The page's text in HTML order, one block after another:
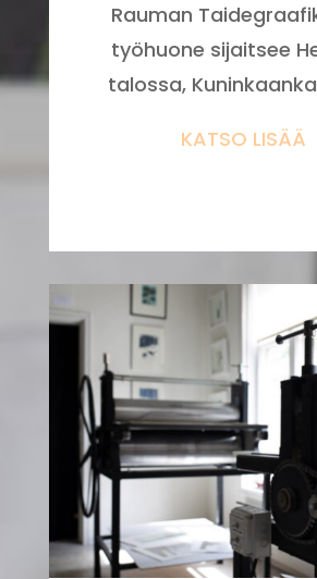
Rauman Taidegraafi
työhuone sijaitsee
talossa,
KATSO LISÄÄ